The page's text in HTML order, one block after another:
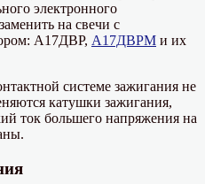
электронного
на свечи с
А17ДВР, А17ДВРМ и их
системе зажигания не
катушки зажигания,
ток большего напряжения на